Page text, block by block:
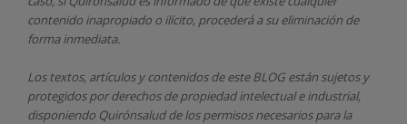
contenido inapropiado o ilícito, procederá a su eliminación de
forma inmediata.
Los textos, artículos y contenidos de este BLOG están sujetos y
protegidos por derechos de propiedad intelectual e industrial,
disponiendo Quirónsaludde los permisos necesarios para la